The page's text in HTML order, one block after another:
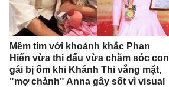
Mềm tim với khoảnh khắc Phan
Hiển vừa thi đấu vừa chăm sóc con
gái bị ốm khi Khánh Thi vắng mặt,
"mợ chảnh" Anna gây sốt vì visual